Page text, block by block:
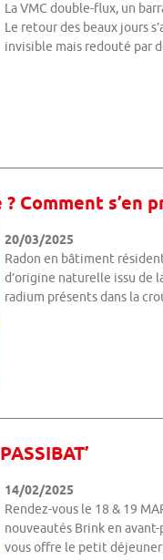
La VMC double-flux, un
Le retour des beaux jours
invisible mais redouté par
Comment s’en
20/03/2025
Radon en bâtiment
d’origine naturelle issu de
radium présents dans la
14/02/2025
Rendez-vous le 18 & 19
nouveautés Brink en avant-
vous offre le petit